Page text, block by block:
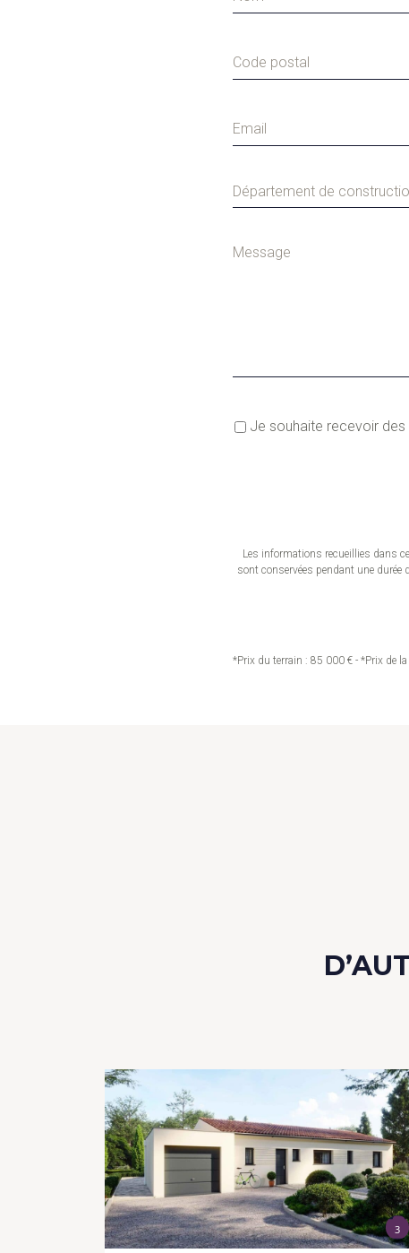
Département de
Je souhaite recevoir
Les informations recueillies dans
sont conservées pendant une
*Prix du terrain : 85 000 € - *Prix de
3